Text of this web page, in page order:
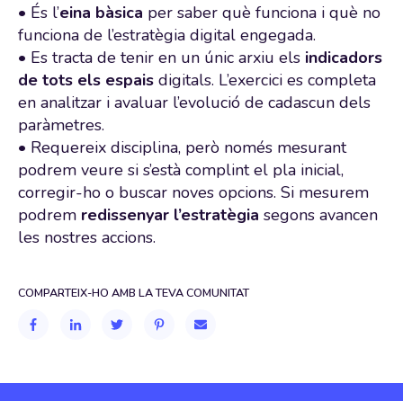
• És l’eina bàsica per saber què funciona i què no
funciona de l’estratègia digital engegada.
• Es tracta de tenir en un únic arxiu els indicadors
de tots els espais digitals. L’exercici es completa
en analitzar i avaluar l’evolució de cadascun dels
paràmetres.
• Requereix disciplina, però només mesurant
podrem veure si s’està complint el pla inicial,
corregir-ho o buscar noves opcions. Si mesurem
podrem redissenyar l’estratègia segons avancen
les nostres accions.
COMPARTEIX-HO AMB LA TEVA COMUNITAT